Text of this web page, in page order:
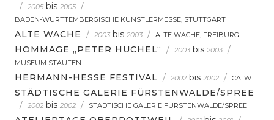
/ 2005 bis 2005 /
BADEN-WÜRTTEMBERGISCHE KÜNSTLERMESSE, STUTTGART
ALTE WACHE / 2003 bis 2003 / ALTE WACHE, FREIBURG
HOMMAGE „PETER HUCHEL“ / 2003 bis 2003 /
MUSEUM STAUFEN
HERMANN-HESSE FESTIVAL / 2002 bis 2002 / CALW
STÄDTISCHE GALERIE FÜRSTENWALDE/SPREE
/ 2002 bis 2002 / STÄDTISCHE GALERIE FÜRSTENWALDE/SPREE